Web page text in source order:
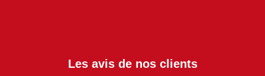
Les avis de nos clients